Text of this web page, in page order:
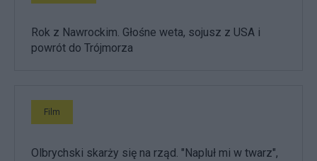
Rok z Nawrockim. Głośne weta, sojusz z USA i
powrót do Trójmorza
Film
Olbrychski skarży się na rząd. "Napluł mi w twarz",